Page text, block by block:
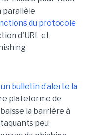
parallèle
du protocole
d'URL et
bulletin d’alerte la
plateforme de
la barrière à
peu